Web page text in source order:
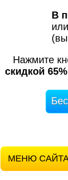
В
Нажмите
скидкой 65%
МЕНЮ